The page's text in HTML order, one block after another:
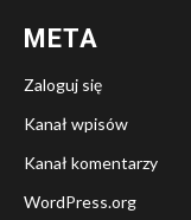
META
Zaloguj się
Kanał wpisów
Kanał komentarzy
WordPress.org